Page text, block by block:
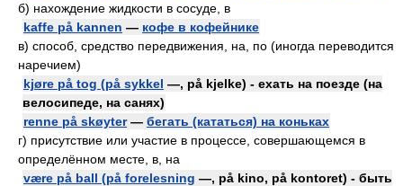
б) нахождение жидкости в сосуде, в
kaffe på kannen — кофе в кофейнике
в) способ, средство передвижения, на, по (иногда переводится
наречием)
kjøre på tog (på sykkel —, på kjelke) - ехать на поезде (на
велосипеде, на санях)
renne på skøyter— бегать (кататься) на коньках
г) присутствие или участие в процессе, совершающемся в
определённом месте, в, на
være på ball (på forelesning —, på kino, på kontoret) - быть